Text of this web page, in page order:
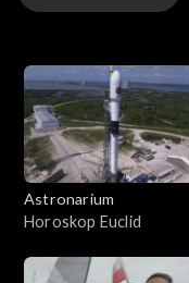
Astronarium
Horoskop Euclid